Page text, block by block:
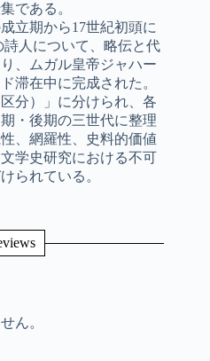
である。
立期から17世紀初頭に
詩人について、略伝と代
、ムガル皇帝ジャハー
滞在中に完成された。
分）」に分けられ、各
・後期の三世代に整理
、網羅性、史料的価値
学史研究における不可
られている。
ん。